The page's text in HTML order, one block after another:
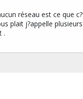
réseau est ce que c?
plait j?appelle plusieurs
.